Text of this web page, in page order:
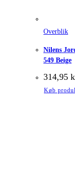
Overblik
Nilens
549 Beige
314,95
Køb